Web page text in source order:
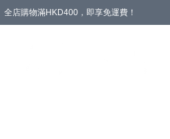
全店購物滿HKD400，即享免運費！